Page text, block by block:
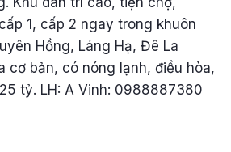
1, cấp 2 ngay trong khuôn
Hồng, Láng Hạ, Đê La
cơ bản, có nóng lạnh, điều hòa,
tỷ. LH: A Vinh: 0988887380